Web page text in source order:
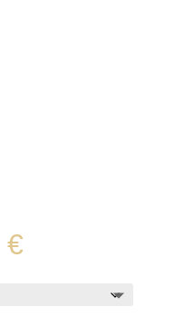
€Plage
de